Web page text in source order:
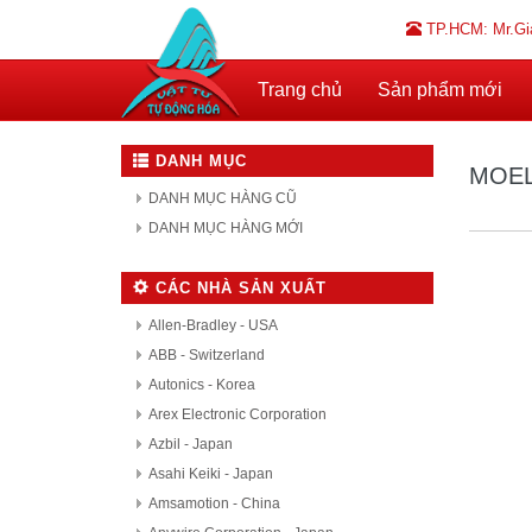
TP.HCM:
Trang chủ Sản phẩm mới
DANH MỤC
DANH MỤC HÀNG CŨ
DANH MỤC HÀNG MỚI
CÁC NHÀ SẢN XUẤT
Allen-Bradley - USA
ABB - Switzerland
Autonics - Korea
Arex Electronic Corporation
Azbil - Japan
Asahi Keiki - Japan
Amsamotion - China